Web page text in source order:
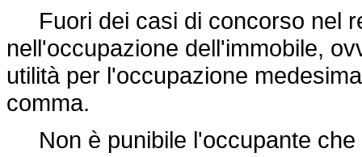
Fuori dei casi di concorso nel
nell'occupazione dell'immobile,
utilità per l'occupazione
comma.
Non è punibile l'occupante che